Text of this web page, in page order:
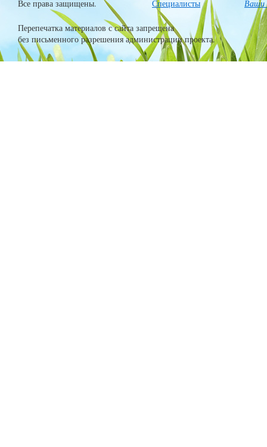
Все права защищены.
Специалисты
Ваши
Перепечатка материалов с сайта запрещена
без письменного разрешения администрации проекта.